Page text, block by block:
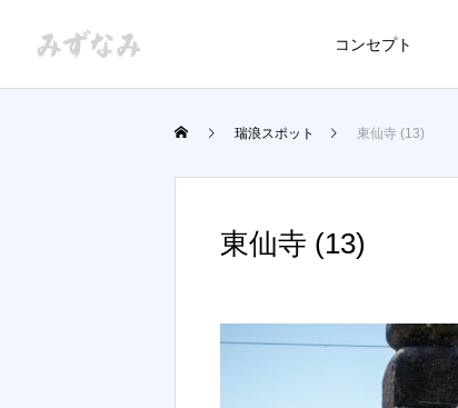
コンセプト
瑞浪スポット 東仙寺 (13)
東仙寺 (13)